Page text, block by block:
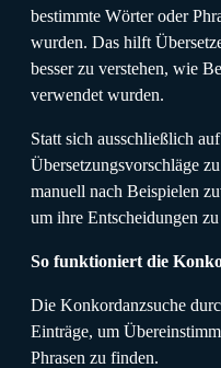
bestimmte Wörter oder
wurden. Das hilft
besser zu verstehen, wie
verwendet wurden.
Statt sich ausschließlich
Übersetzungsvorschläge
manuell nach Beispielen
um ihre Entscheidungen zu
So funktioniert die
Die Konkordanzsuche
Einträge, um
Phrasen zu finden.